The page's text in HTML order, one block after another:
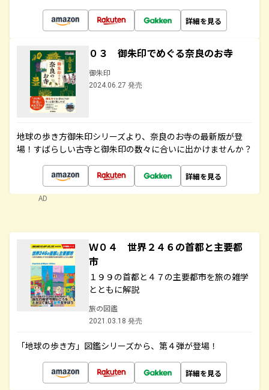
詳細を見る
０３ 御朱印でめぐる奈良のお寺
御朱印
2024.06.27 発売
地球の歩き方御朱印シリーズより、奈良のお寺の最新版が登
場！すばらしい古寺と御朱印の数々に合いに出かけませんか？
詳細を見る
AD
Ｗ０４ 世界２４６の首都と主要都
市
１９９の首都と４７の主要都市を旅の雑学
とともに解説
旅の図鑑
2021.03.18 発売
「地球の歩き方」図鑑シリーズから、第４弾が登場！
詳細を見る